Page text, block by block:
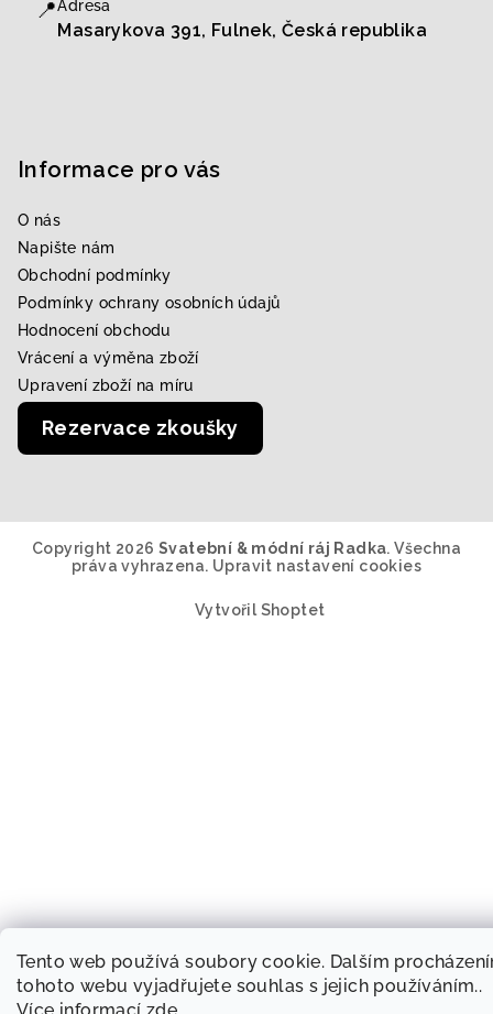
Tento web používá soubory cookie. Dalším
tohoto webu vyjadřujete souhlas s jejich používáním..
📍Adresa
Masarykova 391, Fulnek, Česká republika
Informace pro vás
O nás
Napište nám
Obchodní podmínky
Podmínky ochrany osobních údajů
Hodnocení obchodu
Vrácení a výměna zboží
Upravení zboží na míru
Rezervace zkoušky
Copyright 2026 Svatební & módní ráj Radka. Všechna
práva vyhrazena. Upravit nastavení cookies
Vytvořil Shoptet